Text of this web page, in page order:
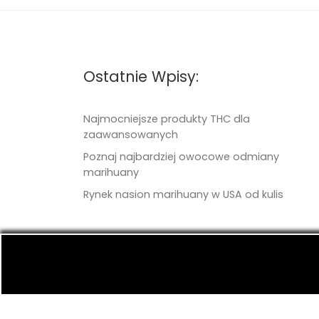
Ostatnie Wpisy:
Najmocniejsze produkty THC dla
zaawansowanych
Poznaj najbardziej owocowe odmiany
marihuany
Rynek nasion marihuany w USA od kulis